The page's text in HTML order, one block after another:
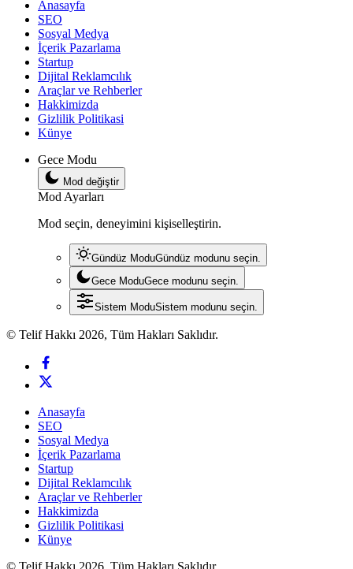
Anasayfa
SEO
Sosyal Medya
İçerik Pazarlama
Startup
Dijital Reklamcılık
Araçlar ve Rehberler
Hakkimizda
Gizlilik Politikasi
Künye
Gece Modu
Mod değiştir
Mod Ayarları
Mod seçin, deneyimini kişiselleştirin.
Gündüz ModuGündüz modunu seçin.
Gece ModuGece modunu seçin.
Sistem ModuSistem modunu seçin.
© Telif Hakkı 2026, Tüm Hakları Saklıdır.
Anasayfa
SEO
Sosyal Medya
İçerik Pazarlama
Startup
Dijital Reklamcılık
Araçlar ve Rehberler
Hakkimizda
Gizlilik Politikasi
Künye
© Telif Hakkı 2026, Tüm Hakları Saklıdır.